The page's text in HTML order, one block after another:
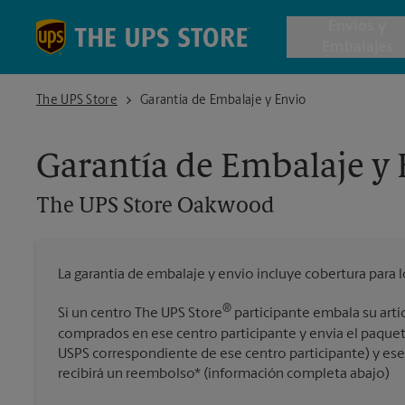
Cajas de
Todos
The UPS Store
The UPS Store OakwoodGarantía de Embalaje y Envío
Garantía de Embalaje y
The UPS Store Oakwood
La garantía de embalaje y envío incluye cobertura para
Si un centro The UPS Store® participante embala su
comprados en ese centro participante y envía el
USPS correspondiente de ese centro participante) y
recibirá un reembolso* (información completa abajo)